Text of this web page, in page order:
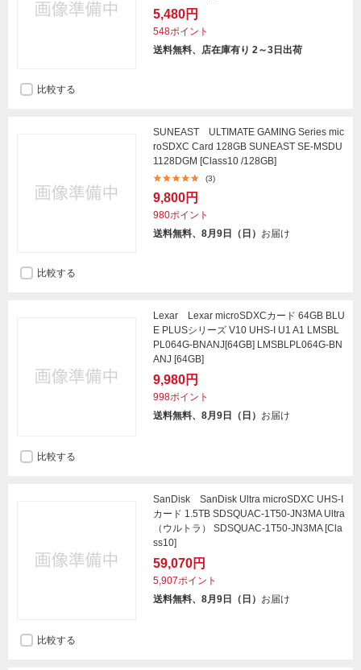
5,480円
548ポイント
送料無料、店在庫有り 2～3日出荷
比較する
SUNEAST ULTIMATE GAMING Series mic
roSDXC Card 128GB SUNEAST SE-MSDU
1128DGM [Class10 /128GB]
(3)
9,800円
980ポイント
送料無料、8月9日（日） お届け
比較する
Lexar Lexar microSDXCカード 64GB BLU
E PLUSシリーズ V10 UHS-I U1 A1 LMSBL
PL064G-BNANJ[64GB] LMSBLPL064G-BN
ANJ [64GB]
9,980円
998ポイント
送料無料、8月9日（日） お届け
比較する
SanDisk SanDisk Ultra microSDXC UHS-I
カード 1.5TB SDSQUAC-1T50-JN3MA Ultra
（ウルトラ） SDSQUAC-1T50-JN3MA [Cla
ss10]
59,070円
5,907ポイント
送料無料、8月9日（日） お届け
比較する